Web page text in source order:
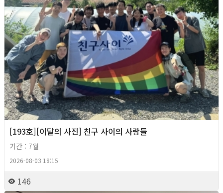
[193호][이달의 사진] 친구 사이의 사람들
기간 : 7월
2026-08-03 18:15
146